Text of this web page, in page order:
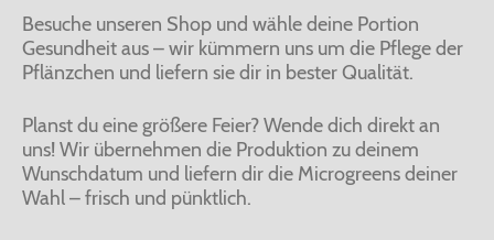
Besuche unseren Shop und wähle deine Portion
Gesundheit aus – wir kümmern uns um die Pflege der
Pflänzchen und liefern sie dir in bester Qualität.
Planst du eine größere Feier? Wende dich direkt an
uns! Wir übernehmen die Produktion zu deinem
Wunschdatum und liefern dir die Microgreens deiner
Wahl – frisch und pünktlich.